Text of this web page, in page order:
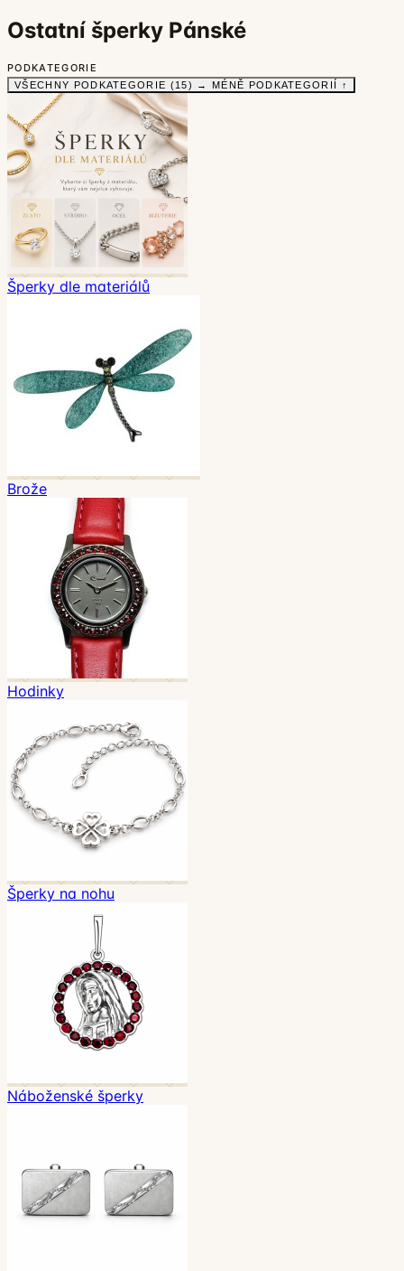
Ostatní šperky Pánské
PODKATEGORIE
VŠECHNY PODKATEGORIE (15) → MÉNĚ PODKATEGORIÍ ↑
Šperky dle materiálů
Brože
Hodinky
Šperky na nohu
Náboženské šperky